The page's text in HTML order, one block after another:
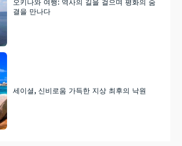
오키나와 여행: 역사의 길을 걸으며 평화의 숨
결을 만나다
세이셜, 신비로움 가득한 지상 최후의 낙원